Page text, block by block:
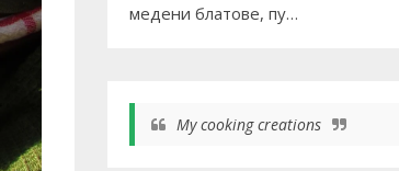
медени блатове, пу…
My cooking creations